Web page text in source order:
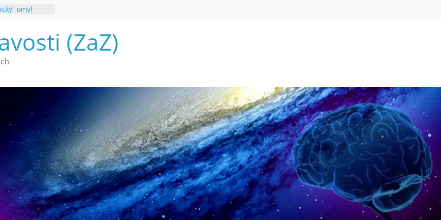
omyl
Záhady
vymírání na
(ZaZ)